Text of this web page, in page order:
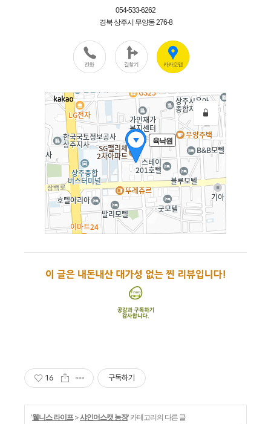
16 구독하기
'웰니스 라이프>샤인머스캣 농장' 카테고리의 다른 글